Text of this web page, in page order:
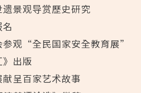
景观导赏歷史研究
观“全民国家安全教育展”
出版
呈百家艺术故事